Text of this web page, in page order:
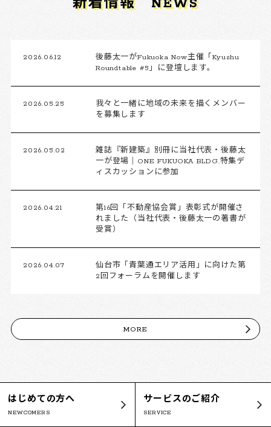
新着情報 NEWS
2026.06.12
後藤太一がFukuoka Now主催「Kyushu
Roundtable #5」に登壇します。
2026.05.25
我々と一緒に地域の未来を描くメンバー
を募集します
2026.05.02
雑誌『新建築』別冊に当社代表・後藤太
一が登場｜ONE FUKUOKA BLDG.特集デ
ィスカッションに参加
2026.04.21
第16回「不動産協会賞」表彰式が開催さ
れました（当社代表・後藤太一の著書が
受賞）
2026.04.07
仙台市「青葉通エリア活用」に向けた第
2回フォーラムを開催します
MORE
はじめての方へ
NEWCOMERS
サービスのご紹介
SERVICE